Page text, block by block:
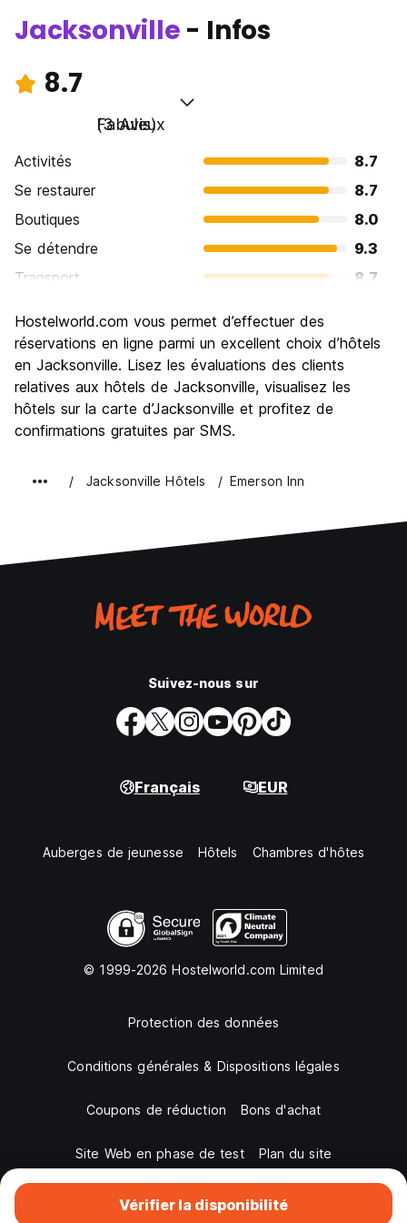
Vérifier la disponibilité
Jacksonville - Infos
8.7
Fabuleux
(3 Avis)
Activités
8.7
Se restaurer
8.7
Boutiques
8.0
Se détendre
9.3
Transport
8.7
Culture
8.7
Sortir le soir / faire la fête
Bonnes affaires
Hostelworld.com vous permet d’effectuer des
réservations en ligne parmi un excellent choix d’hôtels
en Jacksonville. Lisez les évaluations des clients
relatives aux hôtels de Jacksonville, visualisez les
hôtels sur la carte d’Jacksonville et profitez de
confirmations gratuites par SMS.
Jacksonville Hôtels Emerson Inn
Suivez-nous sur
Français EUR
Auberges de jeunesse Hôtels Chambres d'hôtes
© 1999-2026 Hostelworld.com Limited
Protection des données
Conditions générales & Dispositions légales
Coupons de réduction Bons d'achat
Site Web en phase de test Plan du site